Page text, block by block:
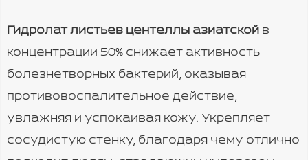
Гидролат листьев центеллы азиатской в
концентрации 50% снижает активность
болезнетворных бактерий, оказывая
противовоспалительное действие,
увлажняя и успокаивая кожу. Укрепляет
сосудистую стенку, благодаря чему отлично